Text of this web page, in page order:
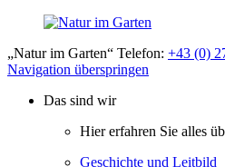
„Natur im Garten“ Telefon: +43 (0)
Navigation überspringen
Das sind wir
Hier erfahren Sie alles
Geschichte und Leitbild